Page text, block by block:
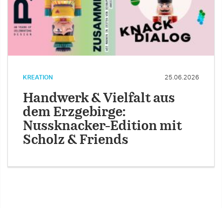
KREATION 25.06.2026
Handwerk & Vielfalt aus
dem Erzgebirge:
Nussknacker-Edition mit
Scholz & Friends